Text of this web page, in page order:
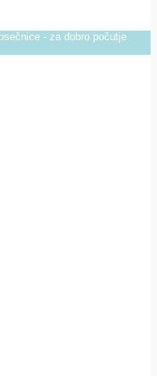
- za dobro počutje